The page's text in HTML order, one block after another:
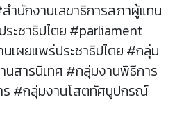
ำนักงานเลขาธิการสภาผู้แทน
ะชาธิปไตย #parliament
เผยแพร่ประชาธิปไตย #กลุ่ม
สารนิเทศ #กลุ่มงานพิธีการ
ร #กลุ่มงานโสตทัศนูปกรณ์